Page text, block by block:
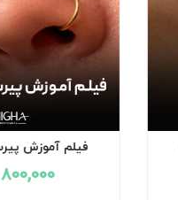
فیلم آموزش
800,000 تومان